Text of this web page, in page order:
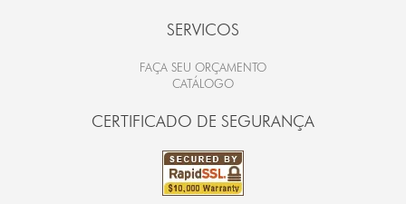
SERVICOS
FAÇA SEU ORÇAMENTO
CATÁLOGO
CERTIFICADO DE SEGURANÇA